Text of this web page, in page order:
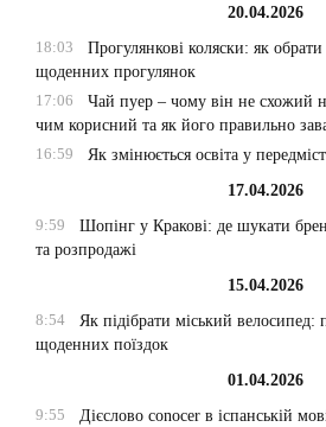
20.04.2026
18:03
Прогулянкові коляски: як
щоденних прогулянок
17:06
Чай пуер – чому він не схожий
чим корисний та як його правильно
16:59
Як змінюється освіта у
17.04.2026
9:59
Шопінг у Кракові: де шукати
та розпродажі
15.04.2026
8:54
Як підібрати міський велосипед:
щоденних поїздок
01.04.2026
9:55
Дієслово conocer в іспанській